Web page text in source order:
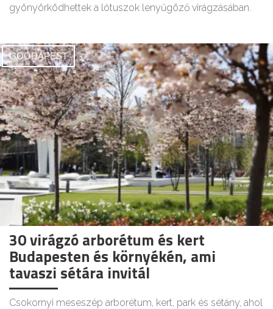
gyönyörködhettek a lótuszok lenyűgöző virágzásában.
GOODAPEST
30 virágzó arborétum és kert
Budapesten és környékén, ami
tavaszi sétára invitál
Csokornyi meseszép arborétum, kert, park és sétány, ahol